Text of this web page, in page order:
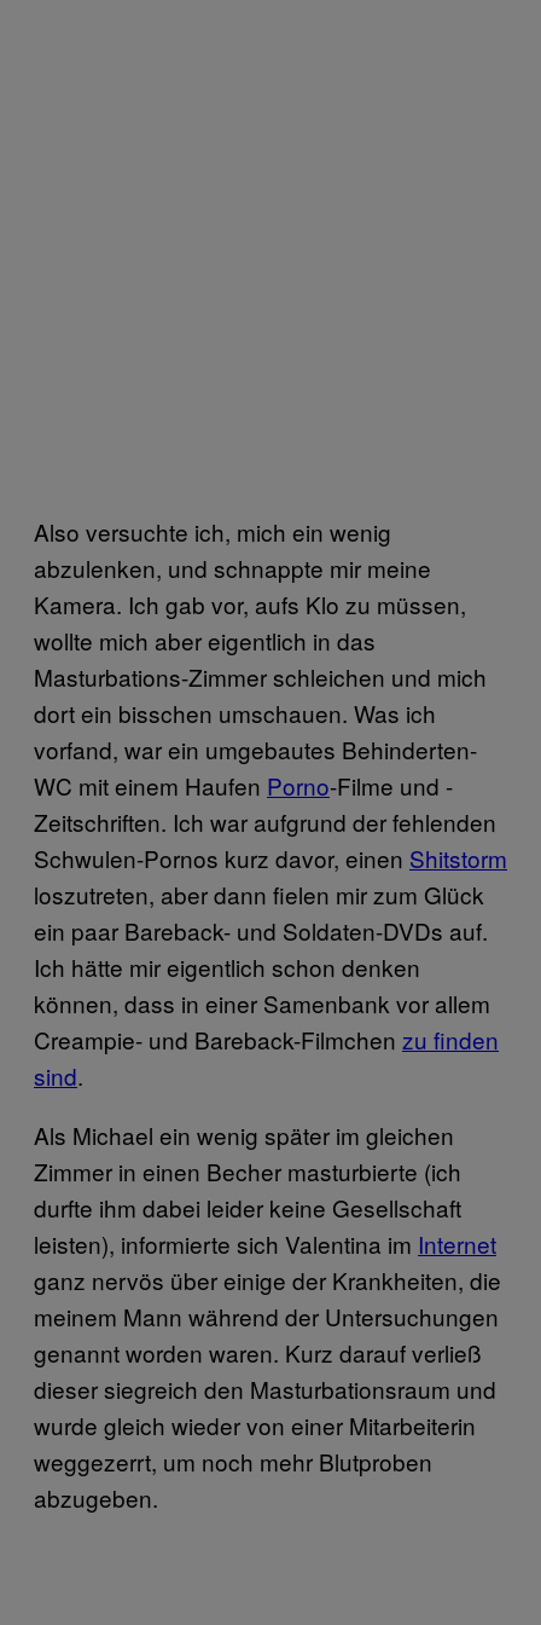
Also versuchte ich, mich ein wenig
abzulenken, und schnappte mir meine
Kamera. Ich gab vor, aufs Klo zu müssen,
wollte mich aber eigentlich in das
Masturbations-Zimmer schleichen und mich
dort ein bisschen umschauen. Was ich
vorfand, war ein umgebautes Behinderten-
WC mit einem Haufen Porno-Filme und -
Zeitschriften. Ich war aufgrund der fehlenden
Schwulen-Pornos kurz davor, einen Shitstorm
loszutreten, aber dann fielen mir zum Glück
ein paar Bareback- und Soldaten-DVDs auf.
Ich hätte mir eigentlich schon denken
können, dass in einer Samenbank vor allem
Creampie- und Bareback-Filmchen zu finden
sind.
Als Michael ein wenig später im gleichen
Zimmer in einen Becher masturbierte (ich
durfte ihm dabei leider keine Gesellschaft
leisten), informierte sich Valentina im Internet
ganz nervös über einige der Krankheiten, die
meinem Mann während der Untersuchungen
genannt worden waren. Kurz darauf verließ
dieser siegreich den Masturbationsraum und
wurde gleich wieder von einer Mitarbeiterin
weggezerrt, um noch mehr Blutproben
abzugeben.